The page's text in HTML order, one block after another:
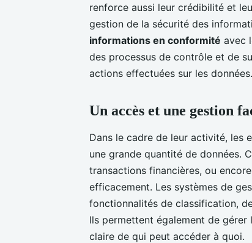
renforce aussi leur crédibilité et
gestion de la sécurité des
informations en conformité avec
des processus de contrôle et de
actions effectuées sur les données.
Un accès et une gestion
Dans le cadre de leur activité, les
une grande quantité de données.
transactions financières, ou
efficacement. Les systèmes de
fonctionnalités de classification,
Ils permettent également de
claire de qui peut accéder à quoi.